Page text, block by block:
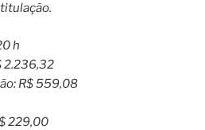
h
2.236,32
R$ 559,08
229,00